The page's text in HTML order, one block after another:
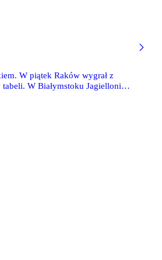
W piątek Raków wygrał z
W Białymstoku Jagiellonia